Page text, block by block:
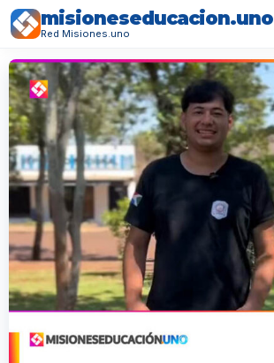
misioneseducacion.uno
Red Misiones.uno